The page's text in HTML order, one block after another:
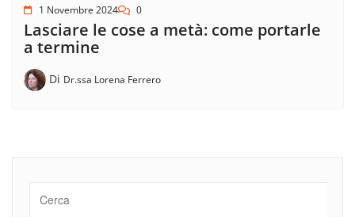
1 Novembre 2024 0
Lasciare le cose a metà: come portarle
a termine
Di Dr.ssa Lorena Ferrero